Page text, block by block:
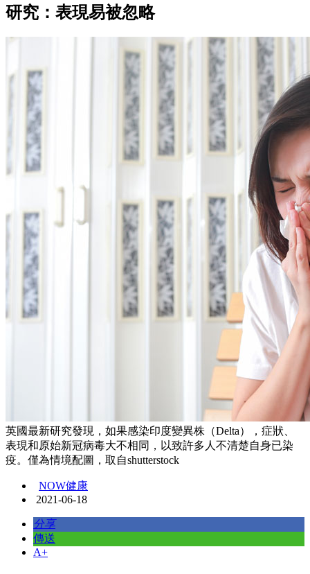
研究：表現易被忽略
英國最新研究發現，如果感染印度變異株（Delta），症狀、
表現和原始新冠病毒大不相同，以致許多人不清楚自身已染
疫。僅為情境配圖，取自shutterstock
NOW健康
2021-06-18
分享
傳送
A+